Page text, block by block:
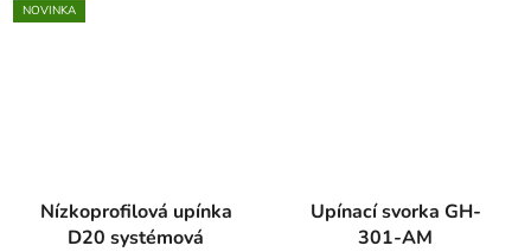
NOVINKA
Nízkoprofilová upínka
D20 systémová
Upínací svorka GH-
301-AM